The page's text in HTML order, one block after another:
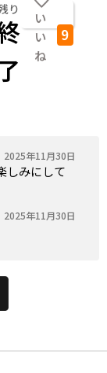
り
い
い
ね
9
2025年11月30日
しみにして
2025年11月30日